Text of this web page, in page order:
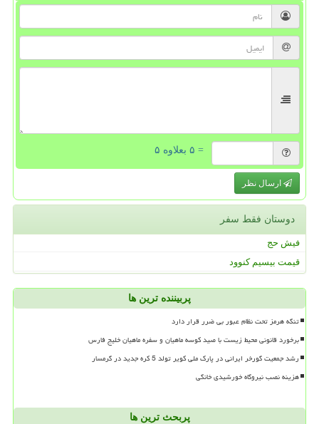
= ۵ بعلاوه ۵
ارسال نظر
دوستان فقط سفر
فیش حج
قیمت بیسیم کنوود
پربیننده ترین ها
تنگه هرمز تحت نظام عبور بی ضرر قرار دارد
برخورد قانونی محیط زیست با صید کوسه ماهیان و سفره ماهیان خلیج فارس
رشد جمعیت گورخر ایرانی در پارک ملی کویر تولد 5 کره جدید در گرمسار
هزینه نصب نیروگاه خورشیدی خانگی
پربحث ترین ها